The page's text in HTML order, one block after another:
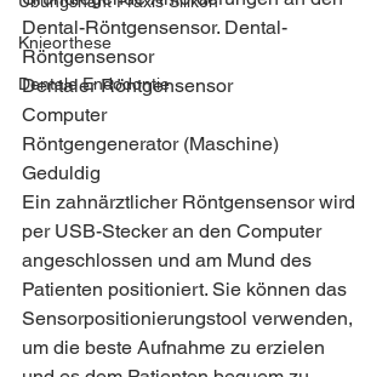
Knieorthese
Dentale Endodontie
Dental-Röntgensensor. Dental-
Röntgensensor
Dentaler Röntgensensor
Computer
Röntgengenerator (Maschine)
Geduldig
Ein zahnärztlicher Röntgensensor wird
per USB-Stecker an den Computer
angeschlossen und am Mund des
Patienten positioniert. Sie können das
Sensorpositionierungstool verwenden,
um die beste Aufnahme zu erzielen